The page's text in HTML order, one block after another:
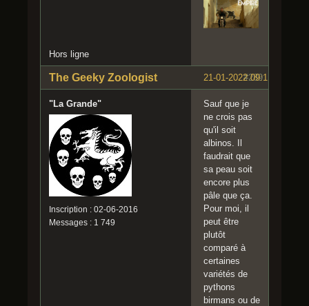
Hors ligne
#289
21-01-2022 09:11:03
The Geeky Zoologist
"La Grande"
Inscription : 02-06-2016
Messages : 1 749
Sauf que je
ne crois pas
qu'il soit
albinos. Il
faudrait que
sa peau soit
encore plus
pâle que ça.
Pour moi, il
peut être
plutôt
comparé à
certaines
variétés de
pythons
birmans ou de